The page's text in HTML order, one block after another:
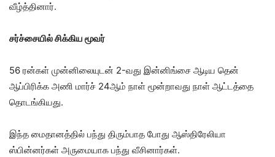
வீழ்த்தினார்.
சர்ச்சையில் சிக்கிய மூவர்
56 ரன்கள் முன்னிலையுடன் 2-வது இன்னிங்சை ஆடிய தென்
ஆப்பிரிக்க அணி மார்ச் 24ஆம் நாள் மூன்றாவது நாள் ஆட்டத்தை
தொடங்கியது.
இந்த மைதானத்தில் பந்து திரும்பாத போது ஆஸ்திரேலியா
ஸ்பின்னர்கள் அருமையாக பந்து வீசினார்கள்.